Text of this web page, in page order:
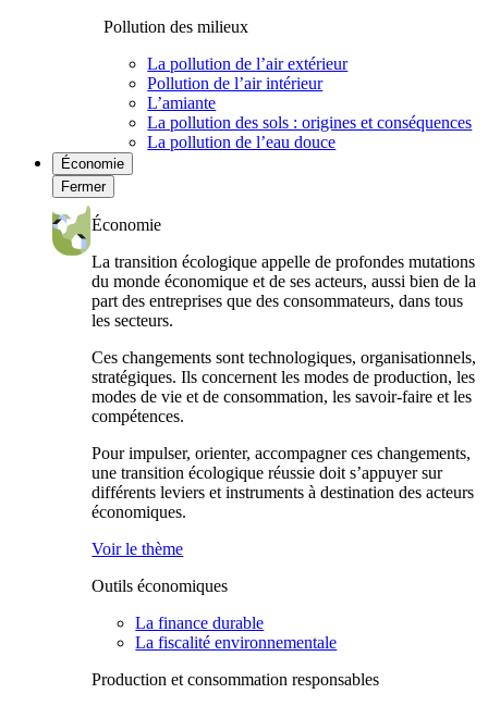
Pollution des milieux
La pollution de l’air extérieur
Pollution de l’air intérieur
L’amiante
La pollution des sols : origines et conséquences
La pollution de l’eau douce
Économie
Fermer
Économie
La transition écologique appelle de profondes mutations
du monde économique et de ses acteurs, aussi bien de la
part des entreprises que des consommateurs, dans tous
les secteurs.
Ces changements sont technologiques, organisationnels,
stratégiques. Ils concernent les modes de production, les
modes de vie et de consommation, les savoir-faire et les
compétences.
Pour impulser, orienter, accompagner ces changements,
une transition écologique réussie doit s’appuyer sur
différents leviers et instruments à destination des acteurs
économiques.
Voir le thème
Outils économiques
La finance durable
La fiscalité environnementale
Production et consommation responsables